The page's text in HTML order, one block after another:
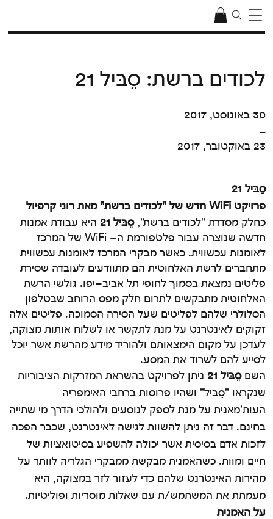
לכודים ברשת: סֵבּיל 21
30 באוגוסט, 2017
–
23 באוקטובר, 2017
סֵבּיל
פרויקט WiFi חדש של "לכודים ברשת" מאת רוני קרפיול
כחלק מסדרת "לכודים ברשת",סֵבּיל
היא עבודת אמנות
חדשה שנוצרה עבור פלטפורמת ה– WiFi
של המרכז
לאומנות עכשווית.כאשר מבקרי המרכז לאומנות עכשווית
מתחברים לרשת האלחוטית הם מתוודעים לעובדה שסירת
פליטים נמצאת בסמוך לחופי תל אביב–יפו. גולשי הרשת
האלחוטית מתבקשים לתרום חלק מפס הרוחב שבטלפון
הסלולרי שלהם לפליטים שעל הסירה הסמוכה. פליטים אלה
זקוקים לאינטרנט על מנת לתקשר או לשלוח אותות מצוקה,
לעדכן על מקום הימצאותם ולהוריד מידע מהרשת אשר יוכל
לסייע להם לשרוד את המסע.
השםסֵבּיל ניתן לפרויקט בהשראת המזרקות הציבוריות
שנקראו "סֵבּיל" ושהיו פרוסות ברחבי האימפריה
העות'מאנית על מנת לספק לנוסעים ולהולכי הדרך מי שתייה
בחינם.דבר זה ניתן להשוות לגישה לאינטרנט, שכבר הפכה
לזכות אדם בסיסית אשר יכולה להשפיע בסיטואציות של
חיים ומוות.כשהאמנית מבקשת ממבקרי הגלריה לוותר על
מהירות האינטרנט שלהם כדי לעזור לזר במצוקה, היא
מעמתת את המשתמש/ת עם שאלות מוסריות ופוליטיות.
על האמנית